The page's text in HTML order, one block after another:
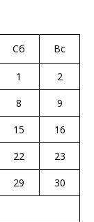
Сб Вс
1
2
8
9
15
16
22
23
29
30